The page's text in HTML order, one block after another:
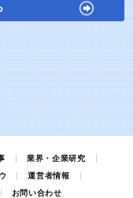
業界・企業研究
運営者情報
お問い合わせ